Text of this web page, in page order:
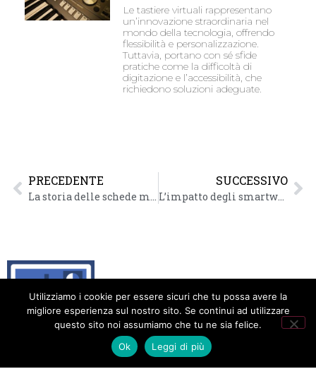
Le tastiere virtuali rappresentano
un’innovazione straordinaria nel
mondo della tecnologia, offrendo
flessibilità e personalizzazione.
Tuttavia, portano con sé sfide
pratiche come la difficoltà di
digitazione e l’accessibilità, che
richiedono soluzioni adeguate.
PRECEDENTE
La storia delle schede madri che hanno fatto la differenza
SUCCESSIVO
L’impatto degli smartwatch sul nostro stile di vita
Animatic: Internet per tutti
Privacy Policy
Cookie Policy
Utilizziamo i cookie per essere sicuri che tu possa avere la
migliore esperienza sul nostro sito. Se continui ad utilizzare
questo sito noi assumiamo che tu ne sia felice.
Ok
Leggi di più